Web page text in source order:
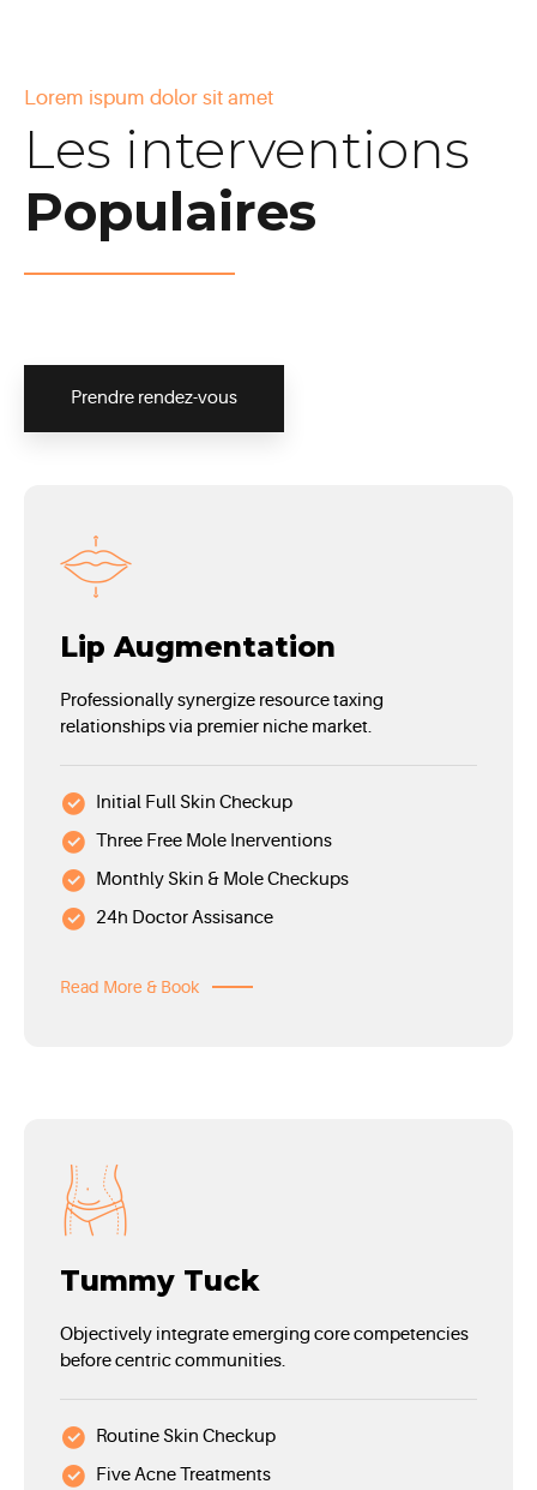
Lorem ispum dolor sit amet
Les interventions
Populaires
Prendre rendez-vous
Lip Augmentation
Professionally synergize resource taxing
relationships via premier niche market.
Initial Full Skin Checkup
Three Free Mole Inerventions
Monthly Skin & Mole Checkups
24h Doctor Assisance
Read More & Book
Tummy Tuck
Objectively integrate emerging core competencies
before centric communities.
Routine Skin Checkup
Five Acne Treatments